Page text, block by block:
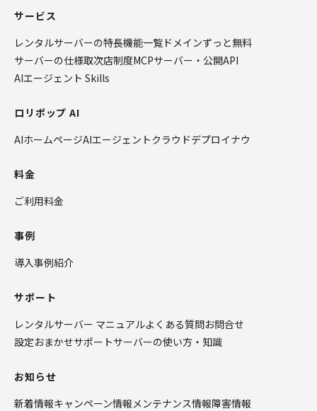
サービス
レンタルサーバーの特長機能一覧 ドメインずっと無料
サーバーの仕様取次店制度MCPサーバー・公開API
AIエージェント Skills
ロリポップ AI
AIホームページAIエージェントクラウドデプロイナウ
料金
ご利用料金
事例
導入事例紹介
サポート
レンタルサーバー マニュアルよくある質問お問合せ
設定おまかせサポートサーバーの使い方・知識
お知らせ
新着情報キャンペーン情報メンテナンス情報障害情報